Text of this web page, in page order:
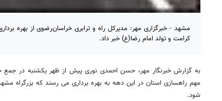
مشهد - خبرگزاری مهر: مدیرکل راه و ترابری خراسان‌رضوی از بهره
کرامت و تولد امام رضا(ع) خبر داد.
به گزارش خبرنگار مهر، حسن احمدی نوری پیش از ظهر یکشنبه در جمع
مهم راهسازی استان در این دهه به بهره برداری می رسند که بزرگراه
شود.